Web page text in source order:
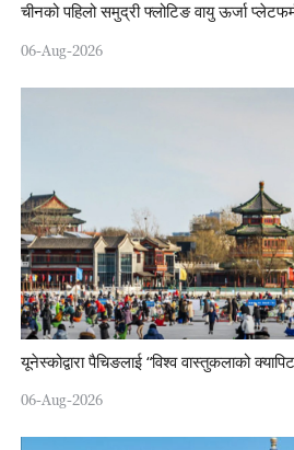
चीनको पहिलो समुद्री फ्लोटिङ वायु ऊर्जा
06-Aug-2026
यूनेस्कोद्वारा पैचिङलाई “विश्व वास्तुकलाको
06-Aug-2026